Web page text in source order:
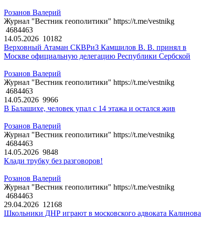
Розанов Валерий
Журнал "Вестник геополитики" https://t.me/vestnikg
4684463
14.05.2026 10182
Верховный Атаман СКВРиЗ Камшилов В. В. принял в
Москве официальную делегацию Республики Сербской
Розанов Валерий
Журнал "Вестник геополитики" https://t.me/vestnikg
4684463
14.05.2026 9966
В Балашихе, человек упал с 14 этажа и остался жив
Розанов Валерий
Журнал "Вестник геополитики" https://t.me/vestnikg
4684463
14.05.2026 9848
Клади трубку без разговоров!
Розанов Валерий
Журнал "Вестник геополитики" https://t.me/vestnikg
4684463
29.04.2026 12168
Школьники ДНР играют в московского адвоката Калинова